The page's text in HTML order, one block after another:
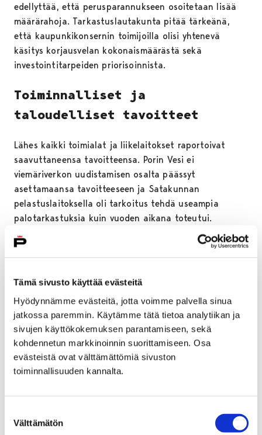
Tämä sivusto käyttää evästeitä
Hyödynnämme evästeitä, jotta voimme palvella sinua
jatkossa paremmin. Käytämme tätä tietoa analytiikan ja
sivujen käyttökokemuksen parantamiseen, sekä
kohdennetun markkinoinnin suorittamiseen. Osa
evästeistä ovat välttämättömiä sivuston
toiminnallisuuden kannalta.
valinta
Välttämätön
edellyttää, että perusparannukseen osoitetaan lisää
määrärahoja. Tarkastuslautakunta pitää tärkeänä,
että kaupunkikonsernin toimijoilla olisi yhtenevä
käsitys korjausvelan kokonaismäärästä sekä
investointitarpeiden priorisoinnista.
Toiminnalliset ja
taloudelliset tavoitteet
Lähes kaikki toimialat ja liikelaitokset raportoivat
saavuttaneensa tavoitteensa. Porin Vesi ei
viemäriverkon uudistamisen osalta päässyt
asettamaansa tavoitteeseen ja Satakunnan
pelastuslaitoksella oli tarkoitus tehdä useampia
palotarkastuksia kuin vuoden aikana toteutui.
Toiminnallisten tavoitteiden asettamisessa toivotaan
jatkossa huomioitavan nykyistä kattavammin
Kaupunkistrategiaan liittyvien ohjelmien osalta vuoden
2018 aikana on tehty merkittävä uudistustyö, kun
kaupunginvaltuustossa on hyväksytty
hyvinvointiohjelma, kasvatuksen ja sivistyksen
kehittämisohjelma sekä lisäksi tammikuussa 2019
Porin kasvu- ja elinvoimaohjelma. Myös muita ohjelma-
asiakirjoja edellisten lisäksi on laadittu.
Tarkastuslautakunta kiinnittää huomionsa ohjelma-